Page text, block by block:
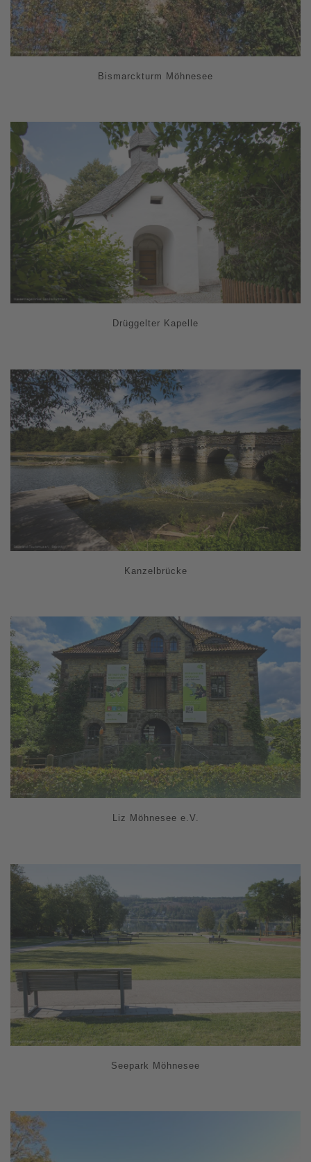
Bismarckturm Möhnesee
Drüggelter Kapelle
Kanzelbrücke
Liz Möhnesee e.V.
Seepark Möhnesee